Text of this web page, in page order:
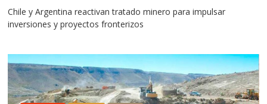
Chile y Argentina reactivan tratado minero para impulsar
inversiones y proyectos fronterizos
Mineria